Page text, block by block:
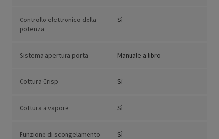
Controllo elettronico della
potenza
Sì
Sistema apertura porta Manuale a libro
Cottura Crisp Sì
Cottura a vapore Sì
Funzione di scongelamento Sì